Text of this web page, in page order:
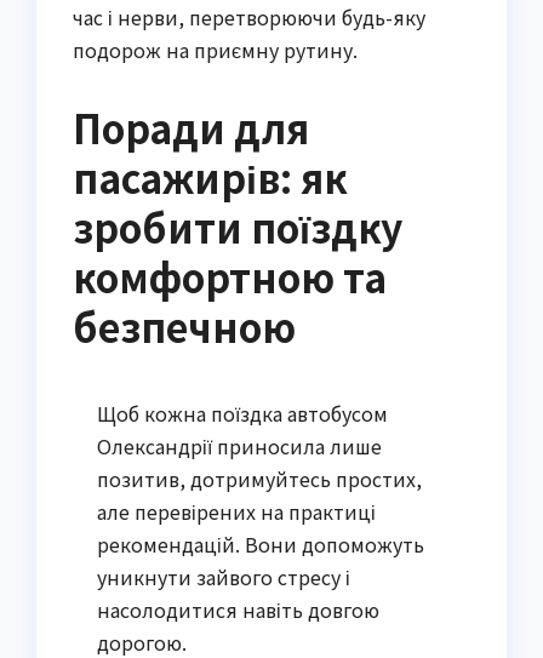
час і нерви, перетворюючи будь-яку
подорож на приємну рутину.
Поради для
пасажирів: як
зробити поїздку
комфортною та
безпечною
Щоб кожна поїздка автобусом
Олександрії приносила лише
позитив, дотримуйтесь простих,
але перевірених на практиці
рекомендацій. Вони допоможуть
уникнути зайвого стресу і
насолодитися навіть довгою
дорогою.